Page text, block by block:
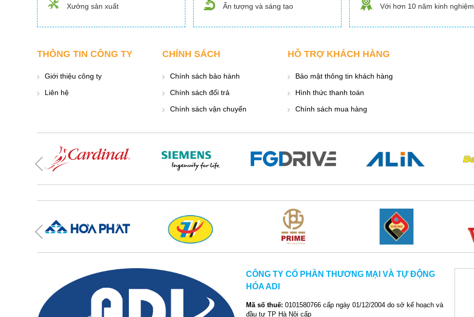
Xưởng sản xuất Ấn tượng và sáng tạo Với hơn 10 năm kinh nghiệm
THÔNG TIN CÔNG TY
Giới thiệu công ty
Liên hệ
CHÍNH SÁCH
Chính sách bảo hành
Chính sách đổi trả
Chính sách vận chuyển
HỖ TRỢ KHÁCH HÀNG
Bảo mật thông tin khách hàng
Hình thức thanh toán
Chính sách mua hàng
CÔNG TY CỔ PHẦN THƯƠNG MẠI VÀ TỰ ĐỘNG
HÓA ADI
Mã số thuế: 0101580766 cấp ngày 01/12/2004 do sở kế hoạch và
đầu tư TP Hà Nội cấp